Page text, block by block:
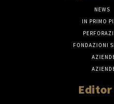
NEWS
IN PRIMO
FONDAZIONI